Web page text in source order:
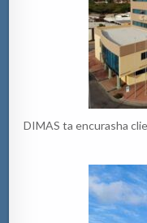
DIMAS ta encurasha